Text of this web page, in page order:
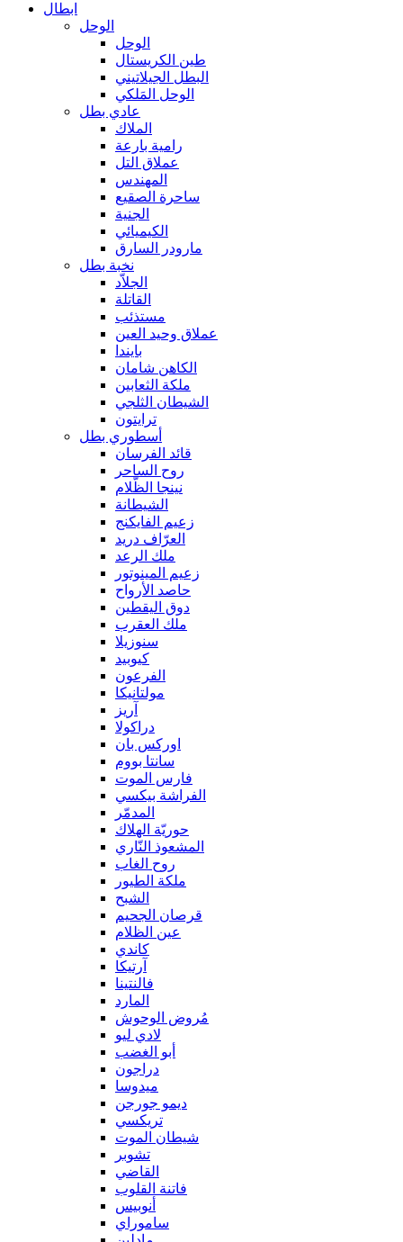
ابطال
الوحل
الوحل
طين الكريستال
البطل الجيلاتيني
الوحل المَلكي
عادي بطل
الملاك
رامية بارعة
عملاق التل
المهندس
ساحرة الصقيع
الجنية
الكيميائي
مارودر السارق
نخبة بطل
الجلاّد
القاتلة
مستذئب
عملاق وحيد العين
بايندا
الكاهن شامان
ملكة الثعابين
الشيطان الثلجي
ترايتون
أسطوري بطل
قائد الفرسان
روح الساحر
نينجا الظّلام
الشيطانة
زعيم الفايكنج
العرّاف دريد
ملك الرعد
زعيم المينوتور
حاصد الأرواح
دوق اليقطين
ملك العقرب
سنوزيلا
كيوبيد
الفرعون
مولتانيكا
آريز
دراكولا
اوركس بان
سانتا بووم
فارس الموت
الفراشة بيكسي
المدمّر
حوريّة الهلاك
المشعوذ النّاري
روح الغاب
ملكة الطيور
الشبح
قرصان الجحيم
عين الظلام
كاندي
آرتيكا
فالنتينا
المارد
مُروض الوحوش
لادي ليو
أبو الغضب
دراجون
ميدوسا
ديمو جورجن
تريكسي
شيطان الموت
تشوبر
القاضي
فاتنة القلوب
أنوبيس
ساموراي